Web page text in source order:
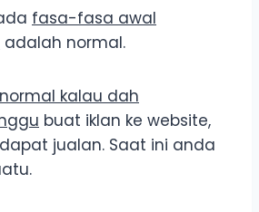
fasa-fasa awal
adalah normal.
kalau dah
buat iklan ke website,
jualan. Saat ini anda